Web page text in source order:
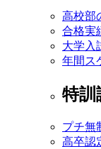
高校部
合格実
大学入
年間ス
特訓
プチ無
高卒認